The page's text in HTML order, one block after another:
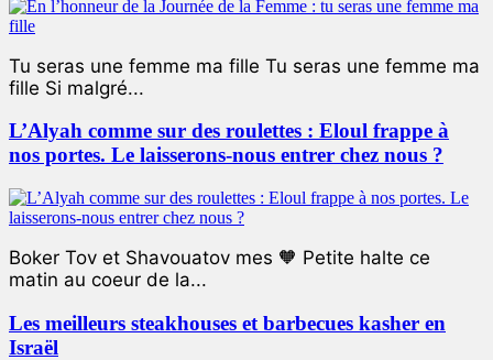
Tu seras une femme ma fille Tu seras une femme ma
fille Si malgré...
L’Alyah comme sur des roulettes : Eloul frappe à
nos portes. Le laisserons-nous entrer chez nous ?
Boker Tov et Shavouatov mes 🧡 Petite halte ce
matin au coeur de la...
Les meilleurs steakhouses et barbecues kasher en
Israël